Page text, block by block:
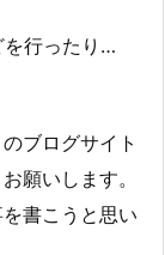
を行ったり…
ブログサイト
願いします。
書こうと思い